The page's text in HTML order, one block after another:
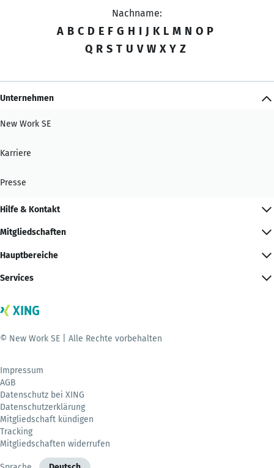
Nachname:
A B C D E F G H I J K L M N O P
Q R S T U V W X Y Z
Unternehmen
New Work SE
Karriere
Presse
Hilfe & Kontakt
Mitgliedschaften
Hauptbereiche
Services
© New Work SE | Alle Rechte vorbehalten
Impressum
AGB
Datenschutz bei XING
Datenschutzerklärung
Mitgliedschaft kündigen
Tracking
Mitgliedschaften widerrufen